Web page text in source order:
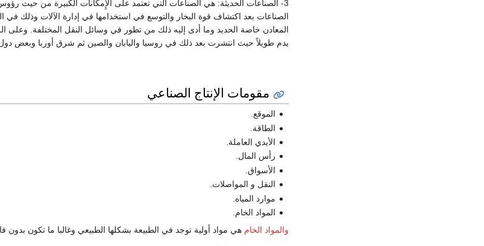
3- الصناعات الحديثة: هي الصناعات التي تعتمد على الإِمكانات الكبيرة من حيث
الصناعات بعد اكتشاف قوة البخار والتوسع في استخدامها في إدارة الاَلات وذلك
المعادن خاصة الحديد وما أدى إليه ذلك من تطور في وسائل النقل المختلفة. وعلى
يدم طويلاً حيث انتشرت بعد ذلك في روسيا واليابان والصين ثم شرق أوربا وبعض دول
مقومات الإنتاج الصناعي
الموقع.
الطاقة.
الأيدي العاملة.
رأس المال.
الأسواق.
النقل و المواصلات.
موارد المياه.
المواد الخام.
والمواد الخام هي مواد أولية توجد في الطبيعة بشكلها الطبيعي وغالبا ما تكون بدون